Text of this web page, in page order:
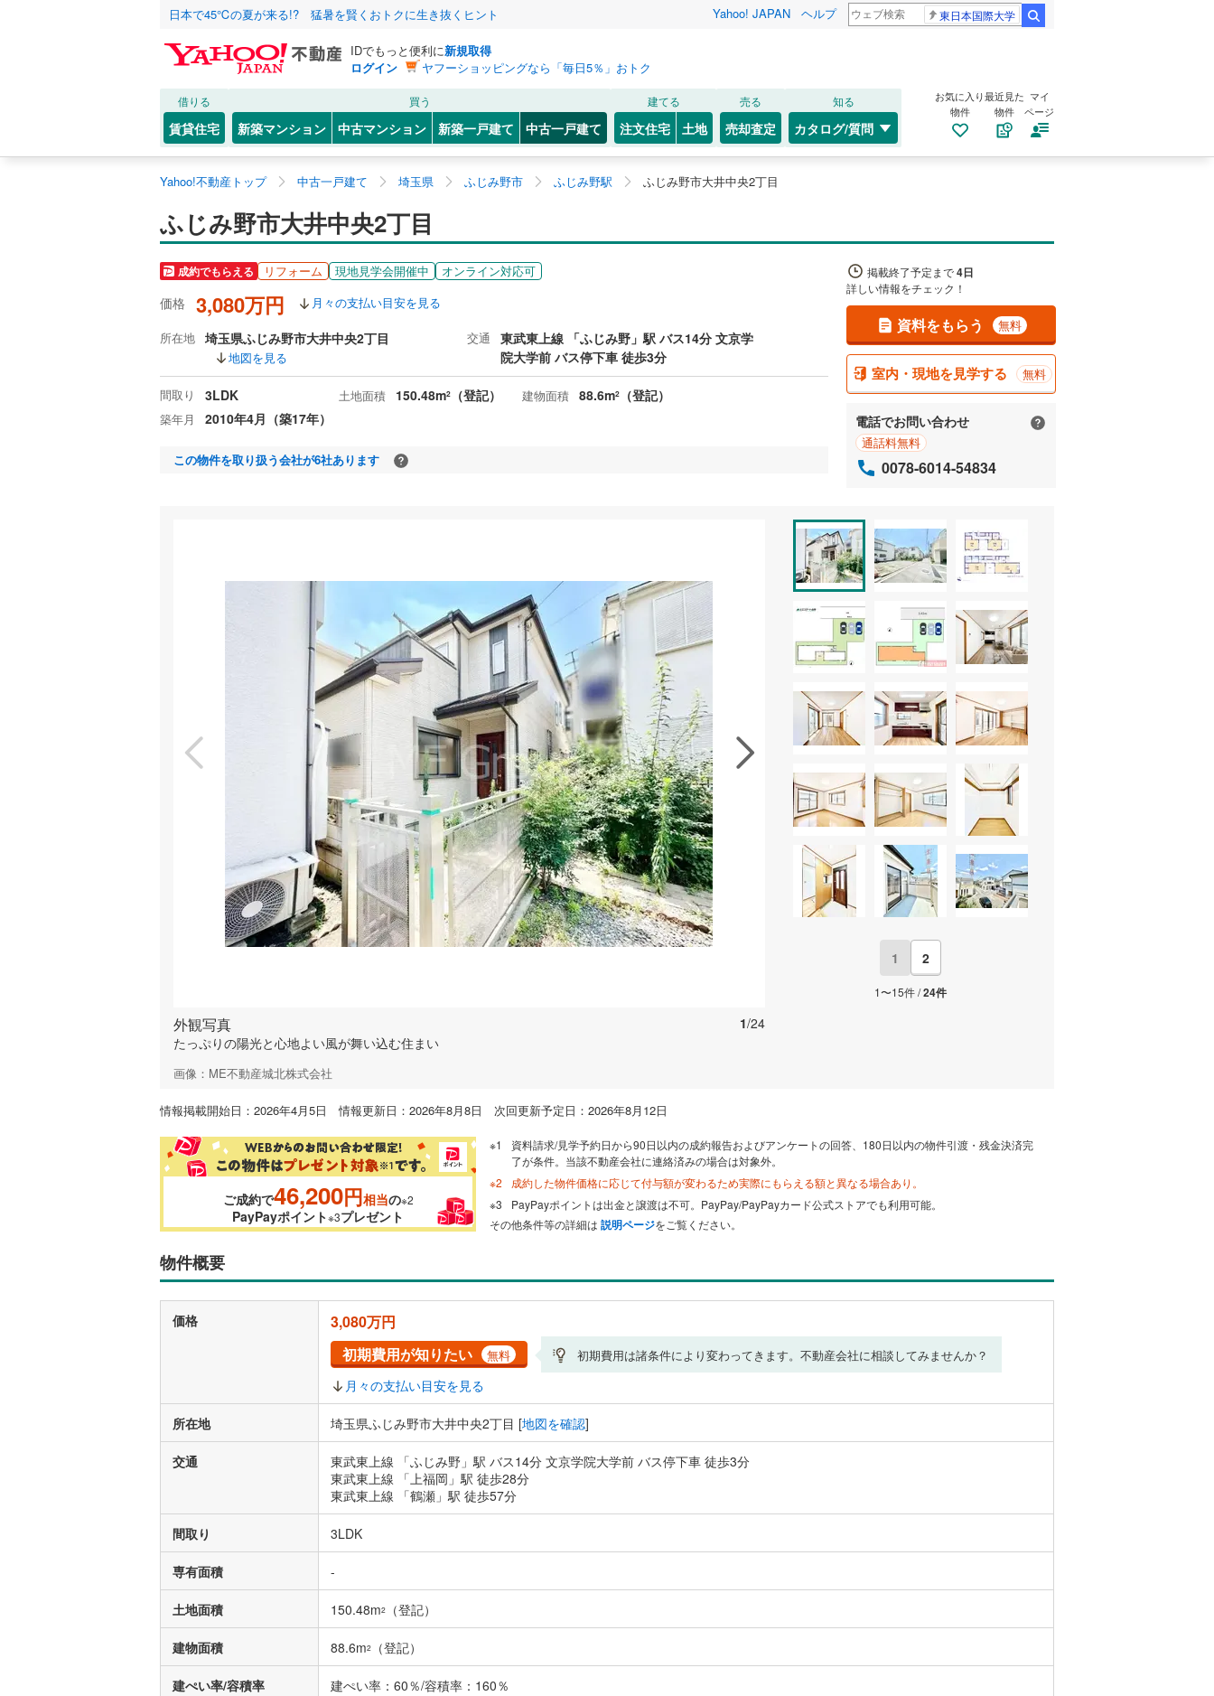
日本で45℃の夏が来る!? 猛暑を賢くおトクに生き抜くヒント Yahoo! JAPAN ヘルプ 東日本国際大学
IDでもっと便利に新規取得
ログイン
ヤフーショッピングなら「毎日5％」おトク
借りる
賃貸住宅
買う
新築マンション 中古マンション 新築一戸建て 中古一戸建て
建てる
注文住宅 土地
売る
売却査定
知る
カタログ/質問
お気に入り
物件
最近見た
物件
マイ
ページ
Yahoo!不動産トップ 中古一戸建て 埼玉県 ふじみ野市 ふじみ野駅 ふじみ野市大井中央2丁目
ふじみ野市大井中央2丁目
成約でもらえる リフォーム 現地見学会開催中 オンライン対応可
価格 3,080万円 月々の支払い目安を見る
所在地 埼玉県ふじみ野市大井中央2丁目
地図を見る
交通
東武東上線 「ふじみ野」駅 バス14分 文京学
院大学前 バス停下車 徒歩3分
間取り 3LDK 土地面積 150.48m2 （登記） 建物面積 88.6m2 （登記）
築年月 2010年4月（築17年）
この物件を取り扱う会社が6社あります
掲載終了予定まで4日
詳しい情報をチェック！
資料をもらう 無料
室内・現地を見学する 無料
電話でお問い合わせ
通話料無料
0078-6014-54834
資料をもらう 無料
室内･現地を見学する 無料
特徴の似た物件を見る
お気に入りに追加する
1/24
外観写真
たっぷりの陽光と心地よい風が舞い込む住まい
1 2
1〜15件 /24件
画像：ME不動産城北株式会社
情報掲載開始日：2026年4月5日 情報更新日：2026年8月8日 次回更新予定日：2026年8月12日
ご成約で46,200円相当の※2
PayPayポイント※3プレゼント
資料請求/見学予約日から90日以内の成約報告およびアンケートの回答、180日以内の物件引渡・残金決済完
了が条件。当該不動産会社に連絡済みの場合は対象外。
成約した物件価格に応じて付与額が変わるため実際にもらえる額と異なる場合あり。
PayPayポイントは出金と譲渡は不可。PayPay/PayPayカード公式ストアでも利用可能。
その他条件等の詳細は 説明ページをご覧ください。
物件概要
価格
3,080万円
初期費用が知りたい
無料 初期費用は諸条件により変わってきます。不動産会社に相談してみませんか？
月々の支払い目安を見る
所在地 埼玉県ふじみ野市大井中央2丁目 [地図を確認]
交通
東武東上線 「ふじみ野」駅 バス14分 文京学院大学前 バス停下車 徒歩3分
東武東上線 「上福岡」駅 徒歩28分
東武東上線 「鶴瀬」駅 徒歩57分
間取り 3LDK
専有面積 -
土地面積 150.48m2 （登記）
建物面積 88.6m2 （登記）
建ぺい率/容積率 建ぺい率：60％/容積率：160％